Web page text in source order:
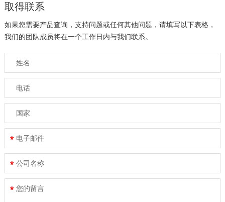
取得联系
如果您需要产品查询，支持问题或任何其他问题，请填写以下表格，
我们的团队成员将在一个工作日内与我们联系。